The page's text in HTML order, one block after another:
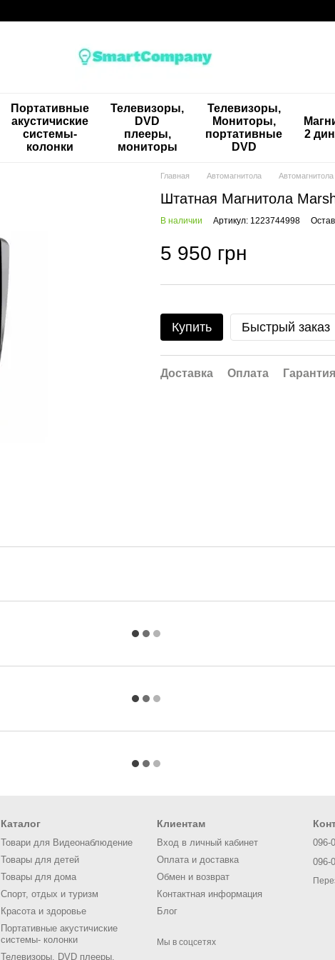
Портативные
акустичиские
системы-
колонки
Телевизоры,
DVD
плееры,
мониторы
Телевизоры,
Мониторы,
портативные
DVD
2
Главная Автомагнитола
Штатная Магнитола
В наличии Артикул: 1223744998
5 950 грн
Купить Быстрый заказ
Доставка Оплата Гарантия
Каталог
Товари для Видеонаблюдение
Товары для детей
Товары для дома
Спорт, отдых и туризм
Красота и здоровье
Портативные акустичиские
системы- колонки
Телевизоры, DVD плееры,
Клиентам
Вход в личный кабинет
Оплата и доставка
Обмен и возврат
Контактная информация
Блог
Мы в соцсетях
096-
096-